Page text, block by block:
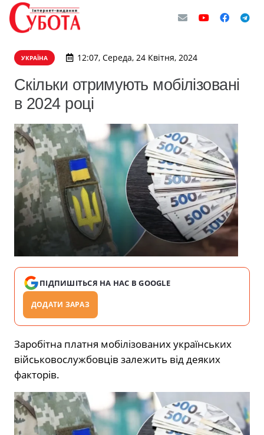
УКРАЇНА 12:07, Середа, 24 Квітня, 2024
Cкільки отримують мобілізовані
в 2024 році
ПІДПИШІТЬСЯ НА НАС В GOOGLE
ДОДАТИ ЗАРАЗ
Заробітна платня мобілізованих українських
військовослужбовців залежить від деяких
факторів.